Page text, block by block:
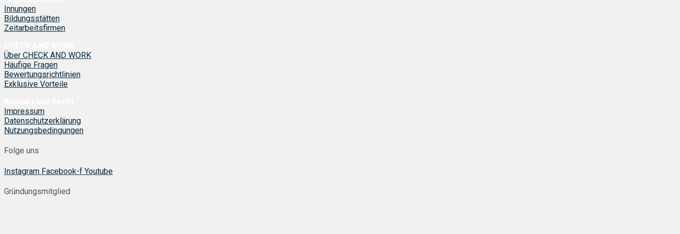
Innungen
Bildungsstätten
Zeitarbeitsfirmen
Über CHECK AND WORK
Häufige Fragen
Bewertungsrichtlinien
Exklusive Vorteile
Impressum
Datenschutzerklärung
Nutzungsbedingungen
Folge uns
Instagram Facebook-f Youtube
Gründungsmitglied